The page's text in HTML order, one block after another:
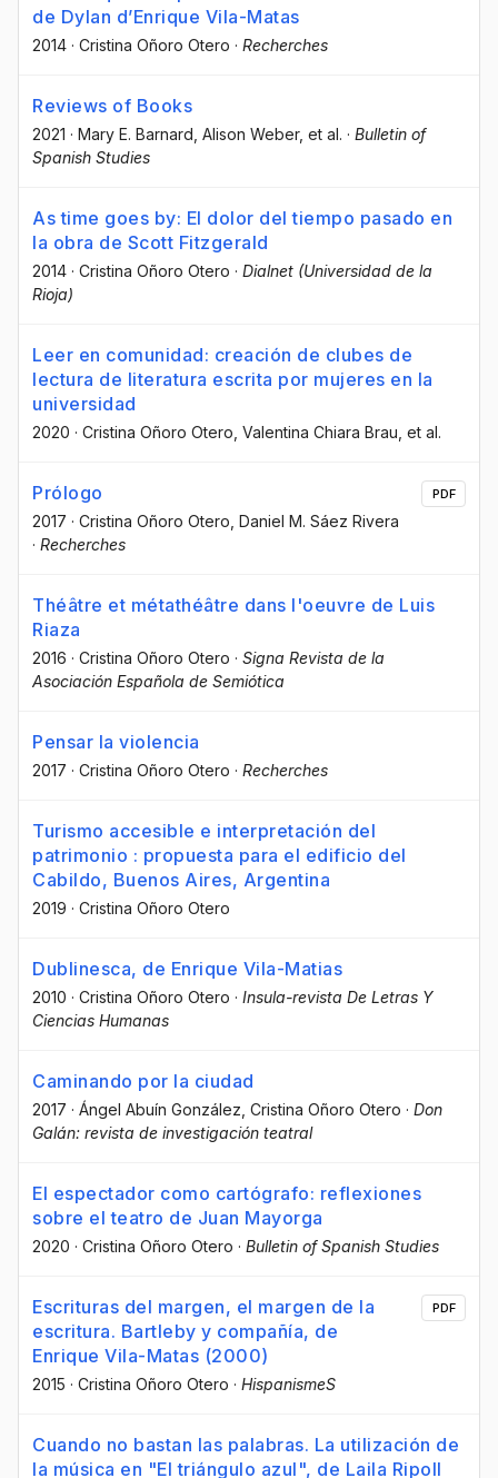
de Dylan d’Enrique Vila-Matas
2014 · Cristina Oñoro Otero · Recherches
Reviews of Books
2021 · Mary E. Barnard , Alison Weber, et al. · Bulletin of
Spanish Studies
As time goes by: El dolor del tiempo pasado en
la obra de Scott Fitzgerald
2014 · Cristina Oñoro Otero · Dialnet (Universidad de la
Rioja)
Leer en comunidad: creación de clubes de
lectura de literatura escrita por mujeres en la
universidad
2020 · Cristina Oñoro Otero , Valentina Chiara Brau , et al.
Prólogo
2017 · Cristina Oñoro Otero , Daniel M. Sáez Rivera
· Recherches
PDF
Théâtre et métathéâtre dans l'oeuvre de Luis
Riaza
2016 · Cristina Oñoro Otero · Signa Revista de la
Asociación Española de Semiótica
Pensar la violencia
2017 · Cristina Oñoro Otero · Recherches
Turismo accesible e interpretación del
patrimonio : propuesta para el edificio del
Cabildo, Buenos Aires, Argentina
2019 · Cristina Oñoro Otero
Dublinesca, de Enrique Vila-Matias
2010 · Cristina Oñoro Otero · Insula-revista De Letras Y
Ciencias Humanas
Caminando por la ciudad
2017 · Ángel Abuín González , Cristina Oñoro Otero · Don
Galán: revista de investigación teatral
El espectador como cartógrafo: reflexiones
sobre el teatro de Juan Mayorga
2020 · Cristina Oñoro Otero · Bulletin of Spanish Studies
Escrituras del margen, el margen de la
escritura. Bartleby y compañía, de
Enrique Vila-Matas (2000)
2015 · Cristina Oñoro Otero · HispanismeS
PDF
Cuando no bastan las palabras. La utilización de
la música en "El triángulo azul", de Laila Ripoll